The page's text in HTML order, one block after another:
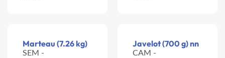
Marteau (7.26 kg)
SEM -
Javelot (700 g) nn
CAM -